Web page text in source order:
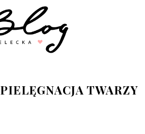
PIELĘGNACJA TWARZY